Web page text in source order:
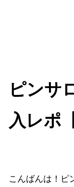
ピンサ
入レポ
こんばんは！ピ